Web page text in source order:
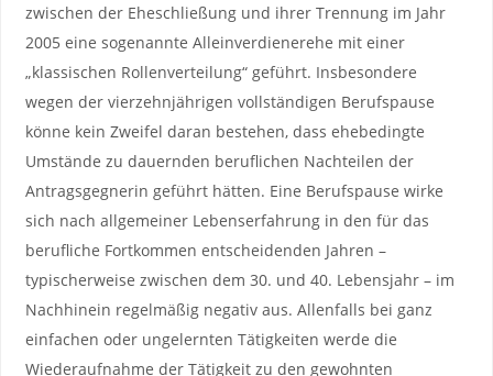
zwischen der Eheschließung und ihrer Trennung im Jahr
2005 eine sogenannte Alleinverdienerehe mit einer
„klassischen Rollenverteilung“ geführt. Insbesondere
wegen der vierzehnjährigen vollständigen Berufspause
könne kein Zweifel daran bestehen, dass ehebedingte
Umstände zu dauernden beruflichen Nachteilen der
Antragsgegnerin geführt hätten. Eine Berufspause wirke
sich nach allgemeiner Lebenserfahrung in den für das
berufliche Fortkommen entscheidenden Jahren –
typischerweise zwischen dem 30. und 40. Lebensjahr – im
Nachhinein regelmäßig negativ aus. Allenfalls bei ganz
einfachen oder ungelernten Tätigkeiten werde die
Wiederaufnahme der Tätigkeit zu den gewohnten